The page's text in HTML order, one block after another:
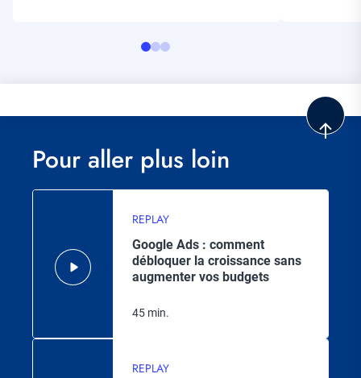
Pour aller plus loin
REPLAY
Google Ads : comment
débloquer la croissance sans
augmenter vos budgets
45 min.
REPLAY